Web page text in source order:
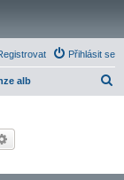
Přihlásit se
alb